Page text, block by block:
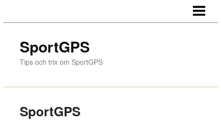
FLYTTA UTOMLANDS
BLOGGEN
SportGPS
Tips och trix om SportGPS
SportGPS